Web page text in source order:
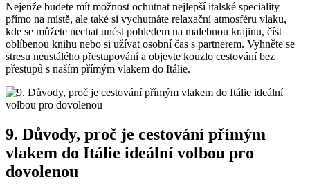
Nejenže budete mít možnost ochutnat nejlepší italské speciality
přímo na místě, ale také si vychutnáte relaxační atmosféru vlaku,
kde se můžete nechat unést pohledem na malebnou krajinu, číst
oblíbenou knihu nebo si užívat osobní čas s partnerem. Vyhněte se
stresu neustálého přestupování a objevte kouzlo cestování bez
přestupů s naším přímým vlakem do Itálie.
9. Důvody, proč je cestování přímým
vlakem do Itálie ideální volbou pro
dovolenou